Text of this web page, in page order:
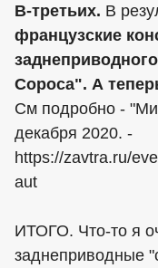
В-третьих. В
французские
Сороса". А
См подробно -
декабря 2020. -
https://zavtra.ru/
aut
ИТОГО. Что-то я
заднеприводные